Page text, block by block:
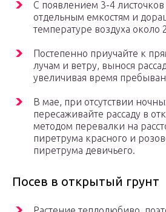
С появлением 3-4 листочков
отдельным емкостям и
температуре воздуха около
Постепенно приучайте к
лучам и ветру, вынося
увеличивая время
В мае, при отсутствии
пересаживайте рассаду в
методом перевалки на
пиретрума красного и
пиретрума девичьего.
Посев в открытый грунт